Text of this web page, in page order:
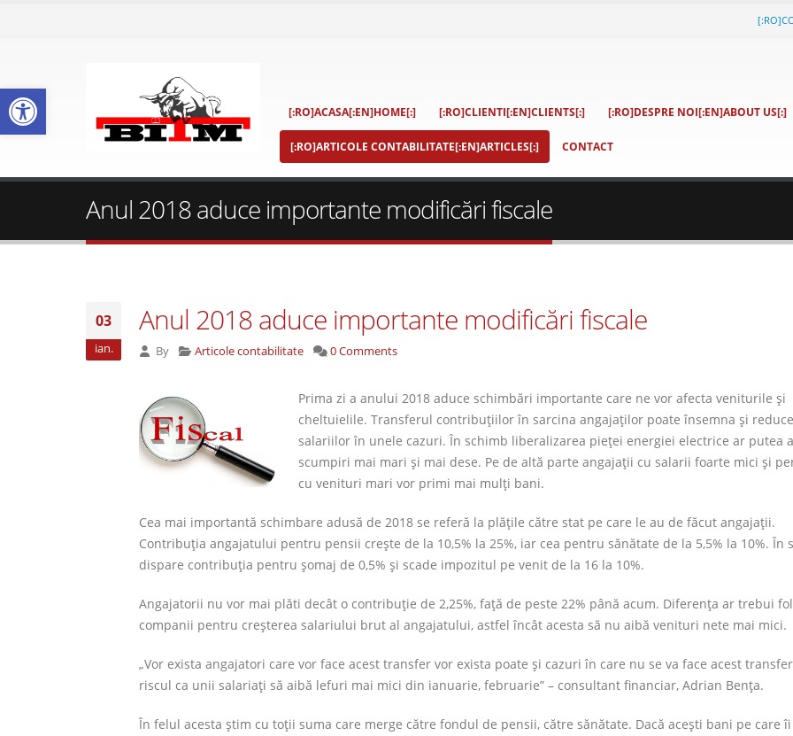
[:RO]ACASA[:EN]HOME[:] [:RO]CLIENTI[:EN]CLIENTS[:] [:RO]DESPRE NOI[:EN]ABOUT US[:]
[:RO]ARTICOLE CONTABILITATE[:EN]ARTICLES[:] CONTACT
Anul 2018 aduce importante modificări fiscale
03
ian.
Anul 2018 aduce importante modificări fiscale
By Articole contabilitate 0 Comments
Prima zi a anului 2018 aduce schimbări importante care ne vor afecta veniturile şi
cheltuielile. Transferul contribuţiilor în sarcina angajaţilor poate însemna şi
salariilor în unele cazuri. În schimb liberalizarea pieţei energiei electrice ar putea
scumpiri mai mari şi mai dese. Pe de altă parte angajaţii cu salarii foarte mici şi
cu venituri mari vor primi mai mulţi bani.
Cea mai importantă schimbare adusă de 2018 se referă la plăţile către stat pe care le au de făcut angajaţii.
Contribuţia angajatului pentru pensii creşte de la 10,5% la 25%, iar cea pentru sănătate de la 5,5% la 10%. În
dispare contribuţia pentru şomaj de 0,5% şi scade impozitul pe venit de la 16 la 10%.
Angajatorii nu vor mai plăti decât o contribuţie de 2,25%, faţă de peste 22% până acum. Diferenţa ar trebui
companii pentru creşterea salariului brut al angajatului, astfel încât acesta să nu aibă venituri nete mai mici.
„Vor exista angajatori care vor face acest transfer vor exista poate și cazuri în care nu se va face acest
riscul ca unii salariați să aibă lefuri mai mici din ianuarie, februarie” – consultant financiar, Adrian Bența.
În felul acesta știm cu toții suma care merge către fondul de pensii, către sănătate. Dacă acești bani pe care îi
Deschide bara de unelte